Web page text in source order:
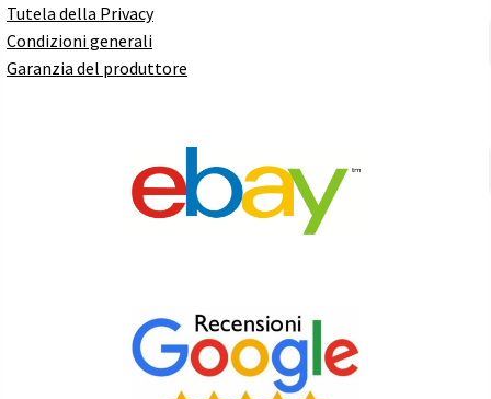
Tutela della Privacy
Condizioni generali
Garanzia del produttore